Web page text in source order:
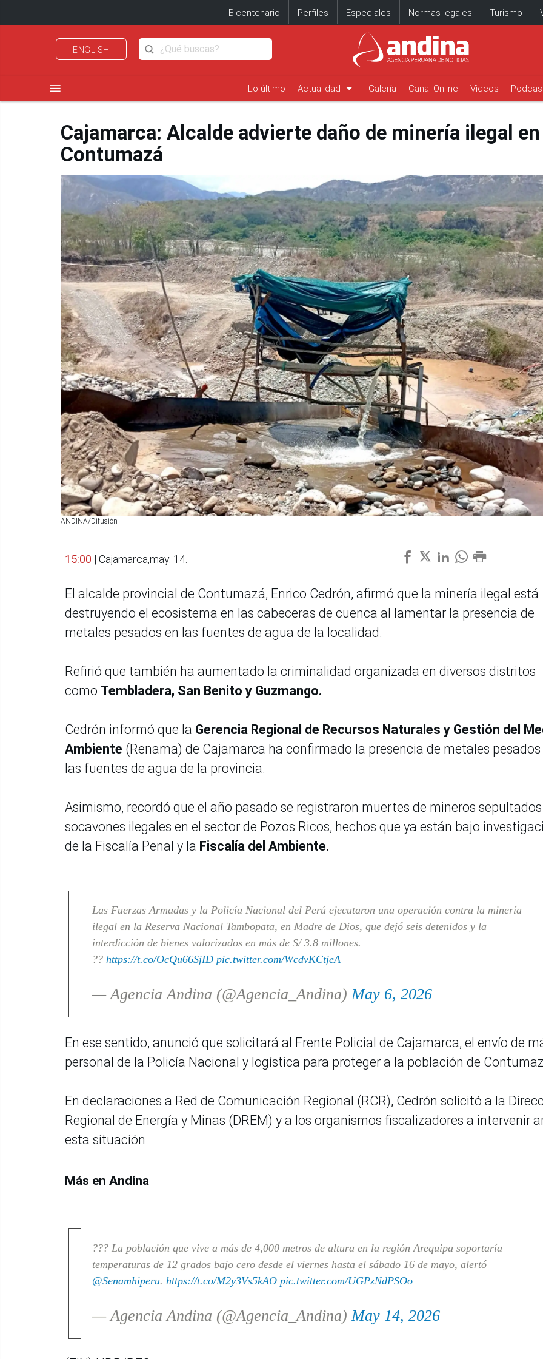
Bicentenario Perfiles Especiales Normas legales Turismo
ENGLISH
menu Lo último Actualidad arrow_drop_down Galería Canal Online Videos
Cajamarca: Alcalde advierte daño de minería ilegal en
Contumazá
ANDINA/Difusión
15:00 | Cajamarca,may. 14.
El alcalde provincial de Contumazá, Enrico Cedrón, afirmó que la minería ilegal está
destruyendo el ecosistema en las cabeceras de cuenca al lamentar la presencia de
metales pesados en las fuentes de agua de la localidad.
Refirió que también ha aumentado la criminalidad organizada en diversos distritos
como Tembladera, San Benito y Guzmango.
Cedrón informó que la Gerencia Regional de Recursos Naturales y Gestión del
Ambiente (Renama) de Cajamarca ha confirmado la presencia de metales pesados
las fuentes de agua de la provincia.
Asimismo, recordó que el año pasado se registraron muertes de mineros sepultados
socavones ilegales en el sector de Pozos Ricos, hechos que ya están bajo
de la Fiscalía Penal y la Fiscalía del Ambiente.
Las Fuerzas Armadas y la Policía Nacional del Perú ejecutaron una operación contra la minería
ilegal en la Reserva Nacional Tambopata, en Madre de Dios, que dejó seis detenidos y la
interdicción de bienes valorizados en más de S/ 3.8 millones.
?? https://t.co/OcQu66SjID pic.twitter.com/WcdvKCtjeA
— Agencia Andina (@Agencia_Andina)May 6, 2026
En ese sentido, anunció que solicitará al Frente Policial de Cajamarca, el envío de
personal de la Policía Nacional y logística para proteger a la población de
En declaraciones a Red de Comunicación Regional (RCR), Cedrón solicitó a la
Regional de Energía y Minas (DREM) y a los organismos fiscalizadores a intervenir
esta situación
Más en Andina
??? La población que vive a más de 4,000 metros de altura en la región Arequipa soportaría
temperaturas de 12 grados bajo cero desde el viernes hasta el sábado 16 de mayo, alertó
@Senamhiperu. https://t.co/M2y3Vs5kAO pic.twitter.com/UGPzNdPSOo
— Agencia Andina (@Agencia_Andina) May 14, 2026